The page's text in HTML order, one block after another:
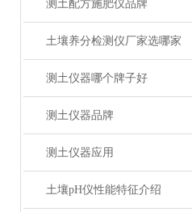
测土配方施肥仪品牌
土壤养分检测仪厂家选哪家
测土仪器哪个牌子好
测土仪器品牌
测土仪器应用
土壤pH仪性能特征介绍